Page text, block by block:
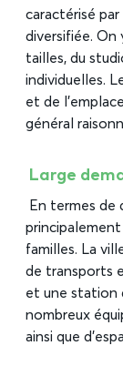
caractérisé
diversifiée.
tailles, du
individuelles.
et de
général
Large
En termes de
familles. La
de transports
et une station
nombreux
ainsi que